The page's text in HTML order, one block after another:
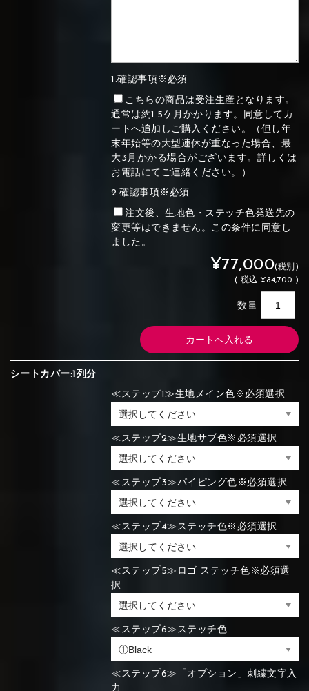
1.確認事項※必須
こちらの商品は受注生産となります。
通常は約1.5ケ月かかります。同意してカ
ートへ追加しご購入ください。（但し年
末年始等の大型連休が重なった場合、最
大3月かかる場合がございます。詳しくは
お電話にてご連絡ください。）
2.確認事項※必須
注文後、生地色・ステッチ色発送先の
変更等はできません。この条件に同意し
ました。
¥77,000(税別)
( 税込 ¥84,700 )
数量
シートカバー:1列分
≪ステップ1≫生地メイン色※必須選択
≪ステップ2≫生地サブ色※必須選択
≪ステップ3≫パイピング色※必須選択
≪ステップ4≫ステッチ色※必須選択
≪ステップ5≫ロゴ ステッチ色※必須選
択
≪ステップ6≫ステッチ色
≪ステップ6≫「オプション」刺繍文字入
力